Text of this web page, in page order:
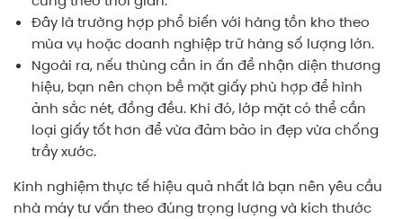
Đây là trường hợp phổ biến với hàng tồn kho theo
mùa vụ hoặc doanh nghiệp trữ hàng số lượng lớn.
Ngoài ra, nếu thùng cần in ấn để nhận diện thương
hiệu, bạn nên chọn bề mặt giấy phù hợp để hình
ảnh sắc nét, đồng đều. Khi đó, lớp mặt có thể cần
loại giấy tốt hơn để vừa đảm bảo in đẹp vừa chống
trầy xước.
Kinh nghiệm thực tế hiệu quả nhất là bạn nên yêu cầu
nhà máy tư vấn theo đúng trọng lượng và kích thước